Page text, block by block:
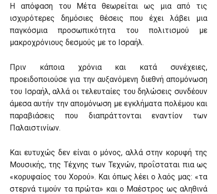
Η απόφαση του Μέτα θεωρείται ως μια από τις
ισχυρότερες δημόσιες θέσεις που έχει λάβει μια
παγκόσμια προσωπικότητα του πολιτισμού με
μακροχρόνιους δεσμούς με το Ισραήλ.
Πριν κάποια χρόνια και κατά συνέχειες,
προειδοποιούσε για την αυξανόμενη διεθνή απομόνωση
του Ισραήλ, αλλά οι τελευταίες του δηλώσεις συνδέουν
άμεσα αυτήν την απομόνωση με εγκλήματα πολέμου και
παραβιάσεις που διαπράττονται εναντίον των
Παλαιστινίων.
Και ευτυχώς δεν είναι ο μόνος, αλλά στην κορυφή της
Μουσικής, της Τέχνης των Τεχνών, προΐσταται πια ως
«κορυφαίος του Χορού». Και όπως λέει ο λαός μας: «τα
στερνά τιμούν τα πρώτα» και ο Μαέστρος ως αληθινά